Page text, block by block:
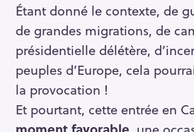
Étant donné le contexte, de
de grandes migrations, de
présidentielle délétère,
peuples d’Europe, cela
la provocation !
Et pourtant, cette entrée en